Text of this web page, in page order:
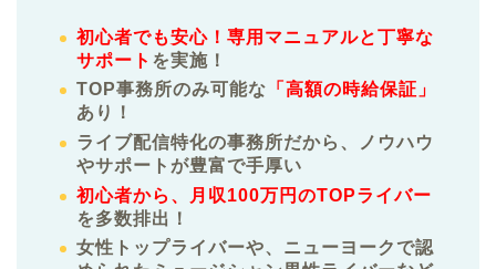
初心者でも安心！専用マニュアルと丁寧な
サポート を実施！
TOP事務所のみ可能な 「高額の時給保証」
あり！
ライブ配信特化の事務所だから、ノウハウ
やサポートが豊富で手厚い
初心者から、月収100万円のTOPライバー
を多数排出！
女性トップライバーや、ニューヨークで認